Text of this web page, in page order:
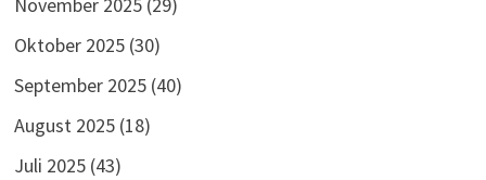
Oktober 2025 (30)
September 2025 (40)
August 2025 (18)
Juli 2025 (43)